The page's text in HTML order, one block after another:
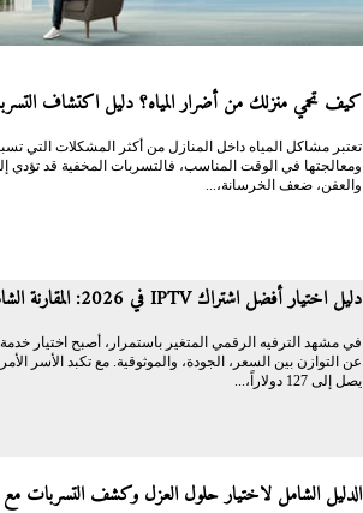
كيف تحمي منزلك من أضرار المياه؟ دليل اكتشاف
تعتبر مشاكل المياه داخل المنازل من أكثر المشكلات التي
ومعالجتها في الوقت المناسب، فالتسربات المخفية قد تؤدي
والعفن، ضعف الخرسانة،...
دليل اختيار أفضل اشتراك IPTV في 2026: المقارنة الشاملة والتوصيات العملية
عن التوازن بين السعر، الجودة، والموثوقية. مع تكبد الأسر
يصل إلى 127 دولاراً،...
الدليل الشامل لاختيار حلول العزل وكشف التسربات مع